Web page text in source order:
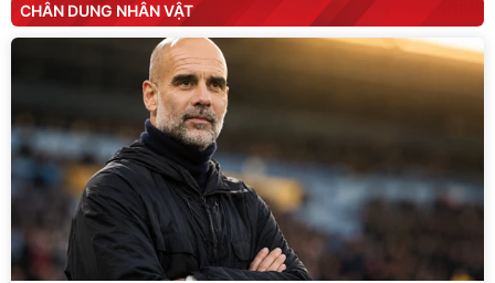
CHÂN DUNG NHÂN VẬT